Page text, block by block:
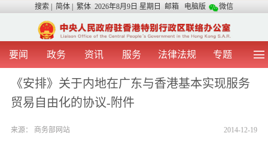
搜索 简体 繁体 2026年8月9日 星期日 邮箱 电脑版 微信
要闻 政务 资讯 服务 法律法规 专题
首 页 图 片 视 频 中央声音
我办动态 两地交流
办证指引
《安排》关于内地在广东与香港基本实现服务
贸易自由化的协议-附件
2014-12-19
来源： 商务部网站